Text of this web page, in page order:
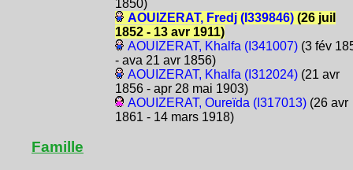
1850)
AOUIZERAT, Fredj (I339846)(26 juil
1852 - 13 avr 1911)
AOUIZERAT, Khalfa (I341007)(3 fév
- ava 21 avr 1856)
AOUIZERAT, Khalfa (I312024)(21 avr
1856 - apr 28 mai 1903)
AOUIZERAT, Oureïda (I317013)(26 avr
1861 - 14 mars 1918)
Famille